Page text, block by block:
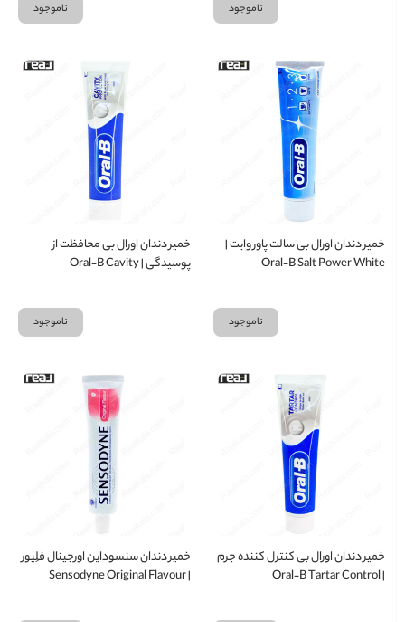
ناموجود ناموجود
خمیر دندان اورال بی سالت پاور وایت |
Oral‑B Salt Power White
ناموجود
خمیر دندان اورال بی محافظت از
پوسیدگی | Oral‑B Cavity
ناموجود
خمیر دندان اورال بی کنترل کننده جرم
| Oral‑B Tartar Control
خمیر دندان سنسوداین اورجینال فلِیور
| Sensodyne Original Flavour